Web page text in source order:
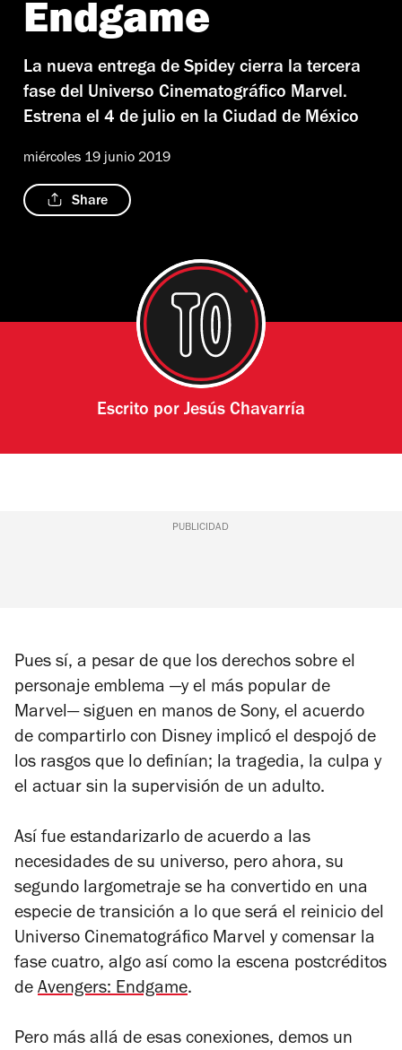
Endgame
La nueva entrega de Spidey cierra la tercera
fase del Universo Cinematográfico Marvel.
Estrena el 4 de julio en la Ciudad de México
miércoles 19 junio 2019
Share
Escrito por Jesús Chavarría
PUBLICIDAD
Pues sí, a pesar de que los derechos sobre el
personaje emblema —y el más popular de
Marvel— siguen en manos de Sony, el acuerdo
de compartirlo con Disney implicó el despojó de
los rasgos que lo definían; la tragedia, la culpa y
el actuar sin la supervisión de un adulto.
Así fue estandarizarlo de acuerdo a las
necesidades de su universo, pero ahora, su
segundo largometraje se ha convertido en una
especie de transición a lo que será el reinicio del
Universo Cinematográfico Marvel y comensar la
fase cuatro, algo así como la escena postcréditos
de Avengers: Endgame.
Pero más allá de esas conexiones, demos un